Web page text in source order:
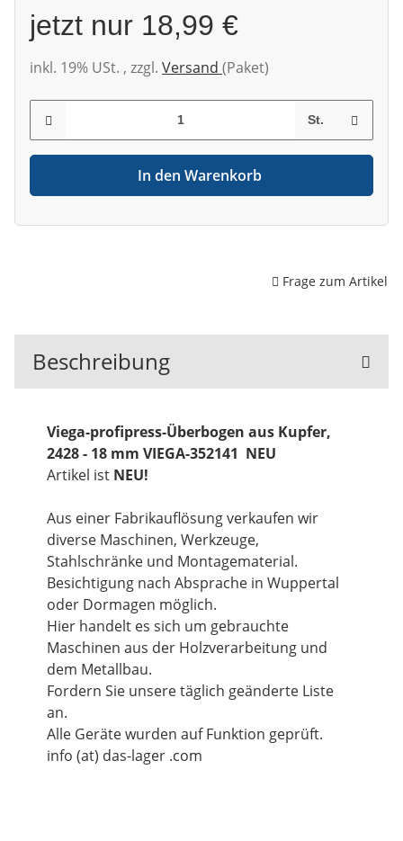
jetzt nur 18,99 €
inkl. 19% USt. , zzgl. Versand (Paket)
St.
In den Warenkorb
Frage zum Artikel
Beschreibung
Viega-profipress-Überbogen aus Kupfer,
2428 - 18 mm VIEGA-352141 NEU
Artikel ist NEU!
Aus einer Fabrikauflösung verkaufen wir
diverse Maschinen, Werkzeuge,
Stahlschränke und Montagematerial.
Besichtigung nach Absprache in Wuppertal
oder Dormagen möglich.
Hier handelt es sich um gebrauchte
Maschinen aus der Holzverarbeitung und
dem Metallbau.
Fordern Sie unsere täglich geänderte Liste
an.
Alle Geräte wurden auf Funktion geprüft.
info (at) das-lager .com